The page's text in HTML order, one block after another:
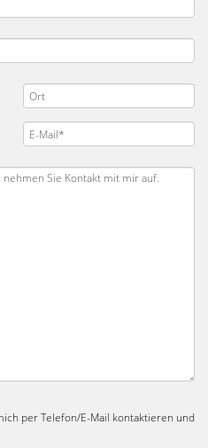
per Telefon/E-Mail kontaktieren und